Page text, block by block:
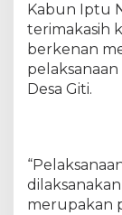
Kabun Iptu
terimakasih
berkenan
Desa Giti.
merupakan